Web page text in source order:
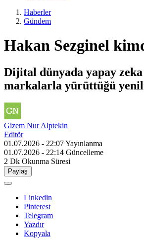
Haberler
Gündem
Hakan Sezginel
Dijital dünyada yapay
markalarla yürüttüğü
Gizem Nur Alptekin
Editör
01.07.2026 - 22:07Yayınlanma
01.07.2026 - 22:14 Güncelleme
2 Dk Okunma Süresi
Paylaş
Linkedin
Pinterest
Telegram
Yazdır
Kopyala